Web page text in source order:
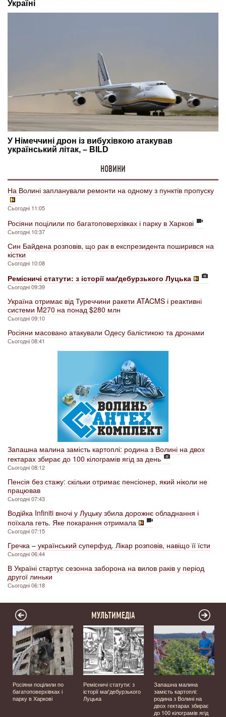
НОВИНИ
На Волині запланували ремонти на одному з пунктів пропуску
Сьогодні 11:05
Росіяни поцілили по багатоповерхівках і парку в Харкові
Сьогодні 10:37
Син Байдена розповів, що рак в експрезидента поширився на
кістки
Сьогодні 10:08
Ремісничі статути: з історії маґдебурзького Луцька
Сьогодні 09:39
Україна отримає від Туреччини ракети ATACMS і реактивні
системи M270 на понад $280 млн
Сьогодні 09:10
Росіяни масовано атакували Одесу балістикою та дронами
Сьогодні 08:41
Запашна малина замість картоплі: родина з Волині на двох
гектарах збирає до 100 кілограмів ягід за день
Сьогодні 08:12
Пенсія без стажу: скільки отримає пенсіонер, який ніколи не
працював
Сьогодні 07:43
Водійка Infiniti вночі у Луцьку збила дорожнє обладнання і
поїхала геть. Яке покарання отримала
Сьогодні 07:15
Гречка – український суперфуд. Лікар розповів, навіщо її їсти
Сьогодні 06:44
В Україні стартує сезонна заборона на вилов раків у період
другої линьки
Сьогодні 06:18
МУЛЬТИМЕДІА
Росіяни поцілили по
багатоповерхівках і
парку в Харкові
Ремісничі статути: з
історії маґдебурзького
Луцька
Запашна малина
замість картоплі:
родина з Волині на
двох гектарах збирає
до 100 кілограмів ягід